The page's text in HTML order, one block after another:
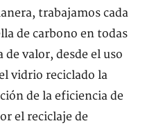
trabajamos cada
de carbono en todas
de valor, desde el uso
vidrio reciclado la
de la eficiencia de
el reciclaje de